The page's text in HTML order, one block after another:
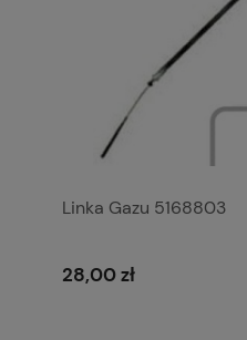
Linka Gazu 5168803
28,00 zł